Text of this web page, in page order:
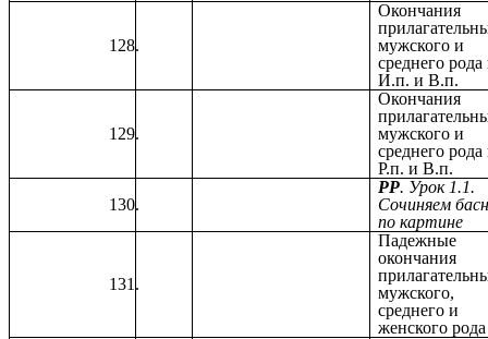
Окончания
мужского и
среднего рода
И.п. и В.п.
Окончания
мужского и
среднего рода
Р.п. и В.п.
РР. Урок 1.1.
Сочиняем
по картине
Падежные
окончания
мужского,
среднего и
женского рода